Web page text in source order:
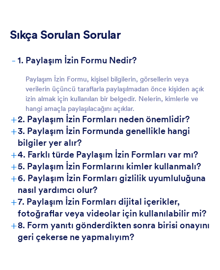
Sıkça Sorulan Sorular
- 1. Paylaşım İzin Formu Nedir?
Paylaşım İzin Formu, kişisel bilgilerin, görsellerin veya
verilerin üçüncü taraflarla paylaşılmadan önce kişiden açık
izin almak için kullanılan bir belgedir. Nelerin, kimlerle ve
hangi amaçla paylaşılacağını açıklar.
+2. Paylaşım İzin Formları neden önemlidir?
+3. Paylaşım İzin Formunda genellikle hangi
bilgiler yer alır?
+4. Farklı türde Paylaşım İzin Formları var mı?
+5. Paylaşım İzin Formlarını kimler kullanmalı?
+6. Paylaşım İzin Formları gizlilik uyumluluğuna
nasıl yardımcı olur?
+7. Paylaşım İzin Formları dijital içerikler,
fotoğraflar veya videolar için kullanılabilir mi?
+8. Form yanıtı gönderdikten sonra birisi onayını
geri çekerse ne yapmalıyım?